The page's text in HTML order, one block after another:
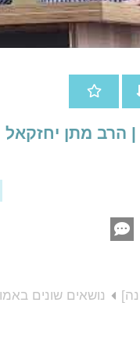
הרב מתן יחזקאל
נושאים שונים